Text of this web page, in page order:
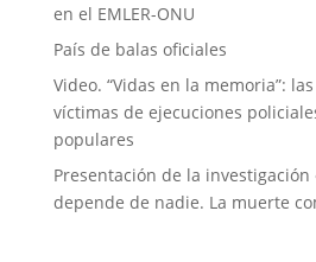
en el EMLER-ONU
País de balas oficiales
Video. “Vidas en la memoria”:
víctimas de ejecuciones
populares
Presentación de la investigación
depende de nadie. La muerte